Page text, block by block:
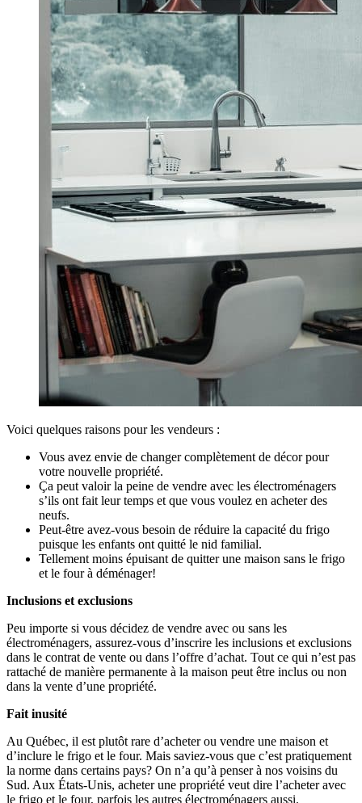
Voici quelques raisons pour les vendeurs :
Vous avez envie de changer complètement de décor pour
votre nouvelle propriété.
Ça peut valoir la peine de vendre avec les électroménagers
s’ils ont fait leur temps et que vous voulez en acheter des
neufs.
Peut-être avez-vous besoin de réduire la capacité du frigo
puisque les enfants ont quitté le nid familial.
Tellement moins épuisant de quitter une maison sans le frigo
et le four à déménager!
Inclusions et exclusions
Peu importe si vous décidez de vendre avec ou sans les
électroménagers, assurez-vous d’inscrire les inclusions et exclusions
dans le contrat de vente ou dans l’offre d’achat. Tout ce qui n’est pas
rattaché de manière permanente à la maison peut être inclus ou non
dans la vente d’une propriété.
Fait inusité
Au Québec, il est plutôt rare d’acheter ou vendre une maison et
d’inclure le frigo et le four. Mais saviez-vous que c’est pratiquement
la norme dans certains pays? On n’a qu’à penser à nos voisins du
Sud. Aux États-Unis, acheter une propriété veut dire l’acheter avec
le frigo et le four, parfois les autres électroménagers aussi.